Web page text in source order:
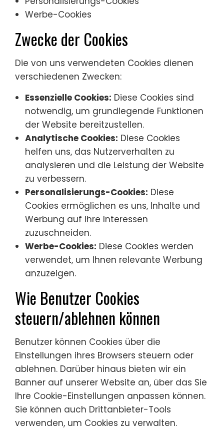
Werbe-Cookies
Zwecke der Cookies
Die von uns verwendeten Cookies dienen
verschiedenen Zwecken:
Essenzielle Cookies: Diese Cookies sind
notwendig, um grundlegende Funktionen
der Website bereitzustellen.
Analytische Cookies: Diese Cookies
helfen uns, das Nutzerverhalten zu
analysieren und die Leistung der Website
zu verbessern.
Personalisierungs-Cookies: Diese
Cookies ermöglichen es uns, Inhalte und
Werbung auf Ihre Interessen
zuzuschneiden.
Werbe-Cookies: Diese Cookies werden
verwendet, um Ihnen relevante Werbung
anzuzeigen.
Wie Benutzer Cookies
steuern/ablehnen können
Benutzer können Cookies über die
Einstellungen ihres Browsers steuern oder
ablehnen. Darüber hinaus bieten wir ein
Banner auf unserer Website an, über das Sie
Ihre Cookie-Einstellungen anpassen können.
Sie können auch Drittanbieter-Tools
verwenden, um Cookies zu verwalten.